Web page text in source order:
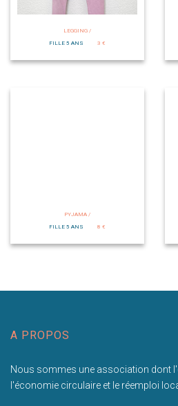
LEGGING /
FILLE 5 ANS
3 €
PYJAMA /
FILLE 5 ANS
8 €
A PROPOS
Nous sommes une association dont
l'économie circulaire et le réemploi